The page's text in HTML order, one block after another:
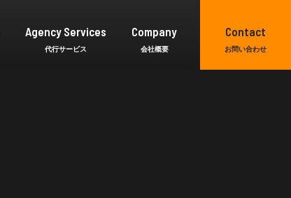
Agency Services Company Contact